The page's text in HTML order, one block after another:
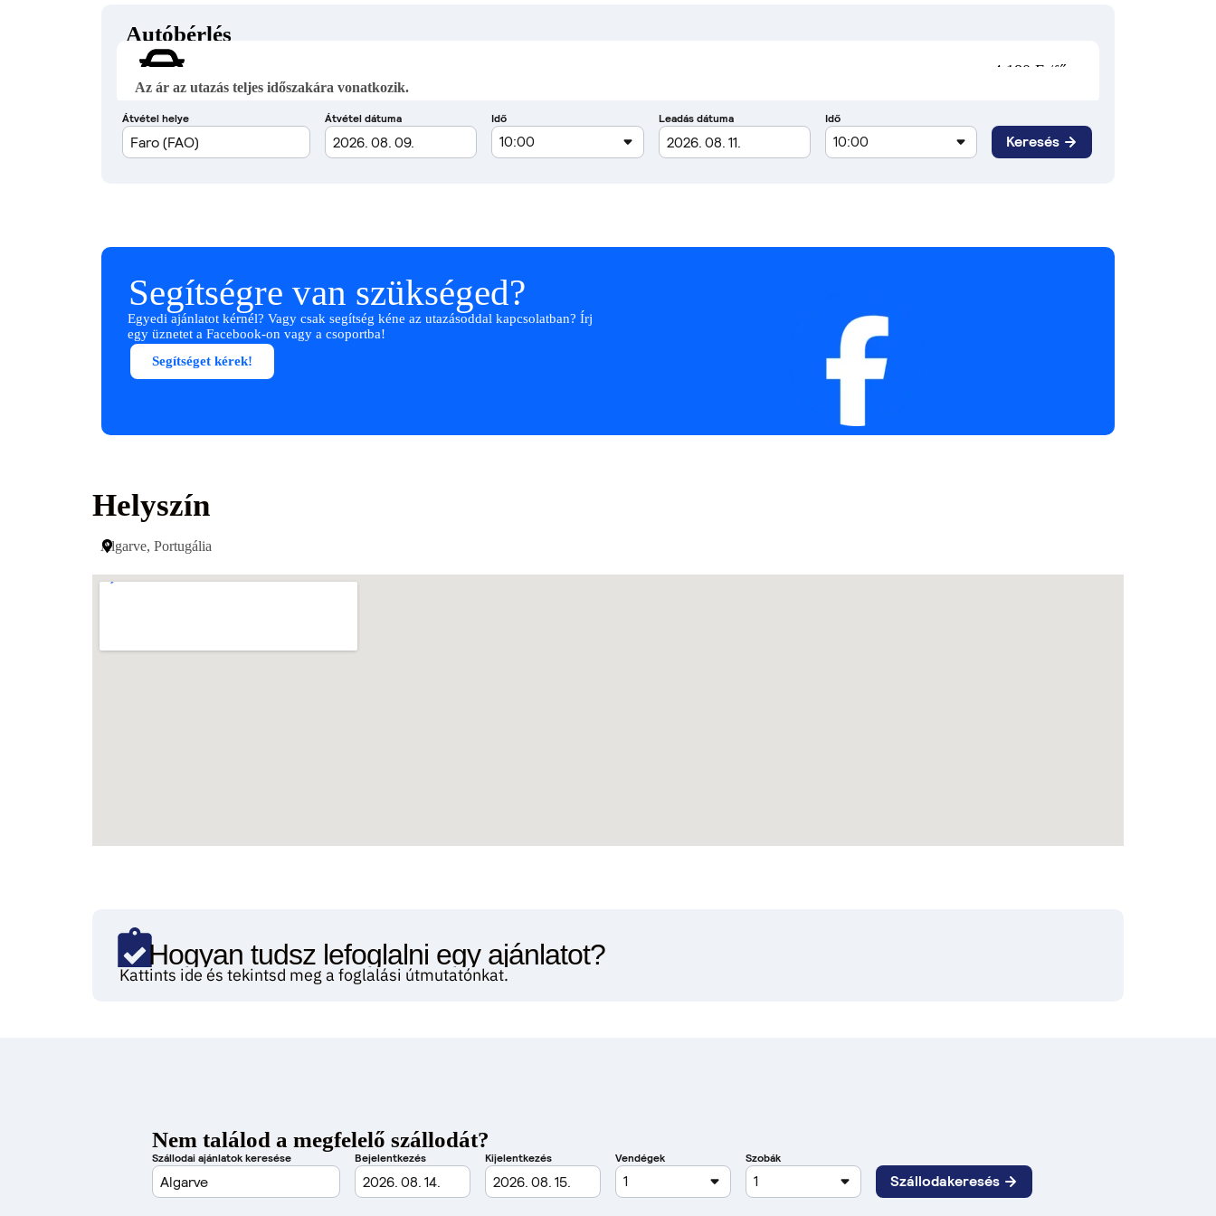
Autóbérlés
4 180 Ft/fő
Az ár az utazás teljes időszakára vonatkozik.
Segítségre van szükséged?
Egyedi ajánlatot kérnél? Vagy csak segítség kéne az utazásoddal kapcsolatban? Írj
egy üznetet a Facebook-on vagy a csoportba!
Segítséget kérek!
Helyszín
Algarve, Portugália
Hogyan tudsz lefoglalni egy ajánlatot?
Kattints ide és tekintsd meg a foglalási útmutatónkat.
Nem találod a megfelelő szállodát?